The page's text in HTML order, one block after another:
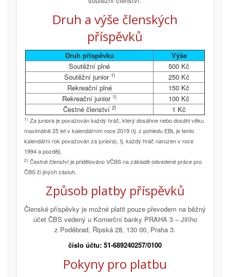
Druh a výše členských
příspěvků
Druh příspěvku
Výše
Soutěžní plné
500 Kč
Soutěžní junior 1)
250 Kč
Rekreační plné
150 Kč
Rekreační junior 1)
100 Kč
Čestné členství 2) 1 Kč
1) Za juniora je považován každý hráč, který dosáhne nebo dosáhl věku
maximálně 25 let v kalendářním roce 2019 (tj. z pohledu EBL je tento
kalendářní rok považován za juniora), tj. každý hráč narozen v roce
1994 a později.
2) Čestné členství je přidělováno VČBS na základě odvedené práce pro
ČBS či jiných zásluh.
Způsob platby příspěvků
Členské příspěvky je možné platit pouze převodem na běžný
účet ČBS vedený u Komerční banky PRAHA 3 – Jiřího
z Poděbrad, Řipská 28, 130 00, Praha 3.
číslo účtu: 51-689240257/0100
Pokyny pro platbu